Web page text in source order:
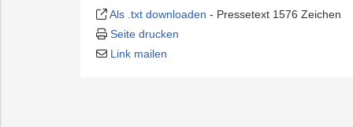
Als .txt downloaden - Pressetext 1576 Zeichen
Seite drucken
Link mailen